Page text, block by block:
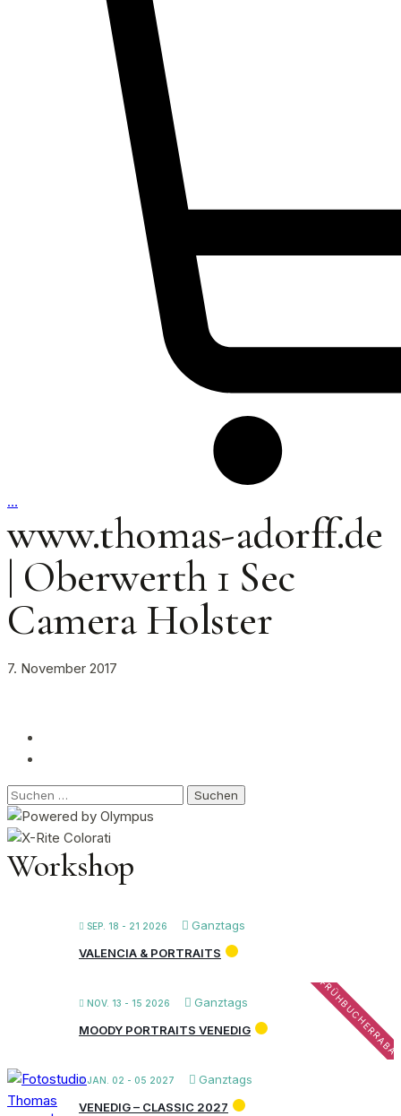
…
www.thomas-adorff.de
| Oberwerth 1 Sec
Camera Holster
7. November 2017
Suchen
nach:
Workshop
SEP. 18 - 21 2026
Ganztags
VALENCIA & PORTRAITS
NOV. 13 - 15 2026 Ganztags
MOODY PORTRAITS VENEDIG
JAN. 02 - 05 2027
Ganztags
VENEDIG – CLASSIC 2027